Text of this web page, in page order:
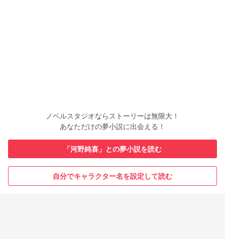
ノベルスタジオならストーリーは無限大！
あなただけの夢小説に出会える！
「河野純喜」との夢小説を読む
自分でキャラクター名を設定して読む